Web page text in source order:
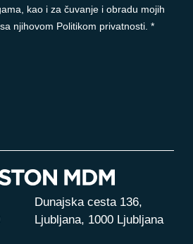
kao i za čuvanje i obradu mojih
njihovom Politikom privatnosti. *
Dunajska cesta 136,
Ljubljana, 1000 Ljubljana